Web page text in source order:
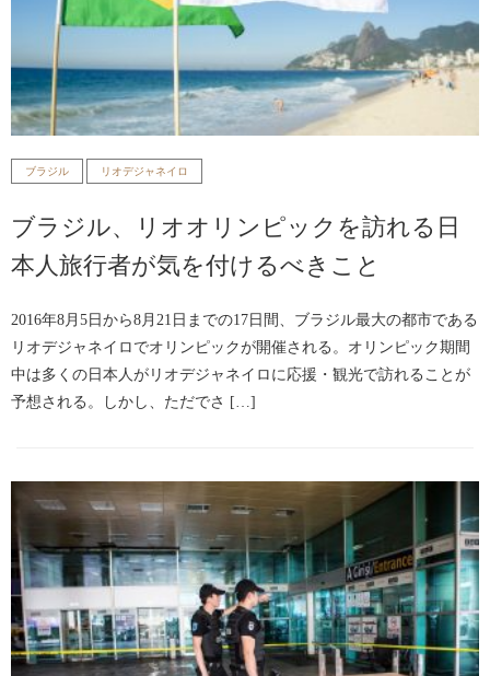
ブラジル リオデジャネイロ
ブラジル、リオオリンピックを訪れる日
本人旅行者が気を付けるべきこと
2016年8月5日から8月21日までの17日間、ブラジル最大の都市である
リオデジャネイロでオリンピックが開催される。オリンピック期間
中は多くの日本人がリオデジャネイロに応援・観光で訪れることが
予想される。しかし、ただでさ […]